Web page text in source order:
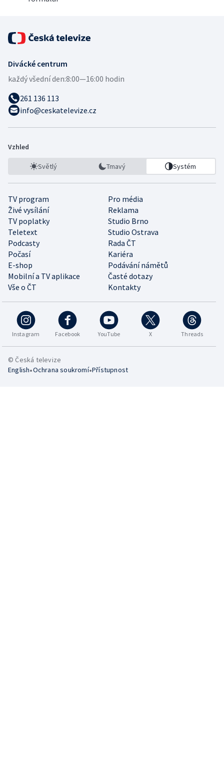
Divácké centrum
každý všední den:8:00—16:00 hodin
261 136 113
info@ceskatelevize.cz
Vzhled
Světlý Tmavý Systém
TV program
Pro média
Živé vysílání
Reklama
TV poplatky
Studio Brno
Teletext
Studio Ostrava
Podcasty
Rada ČT
Počasí
Kariéra
E-shop
Podávání námětů
Mobilní a TV aplikace
Časté dotazy
Vše o ČT
Kontakty
Instagram Facebook YouTube X Threads
© Česká televize
English•Ochrana soukromí•Přístupnost